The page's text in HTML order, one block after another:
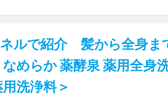
ルで紹介 髪から全身ま
めらか 薬酵泉 薬用全身
洗浄料＞